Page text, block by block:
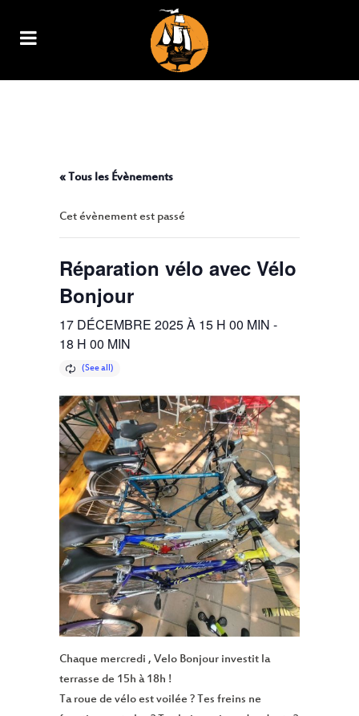
« Tous les Évènements
Cet évènement est passé
Réparation vélo avec Vélo
Bonjour
17 DÉCEMBRE 2025 À 15 H 00 MIN -
18 H 00 MIN
Chaque mercredi , Velo Bonjour investit la
terrasse de 15h à 18h !
Ta roue de vélo est voilée ? Tes freins ne